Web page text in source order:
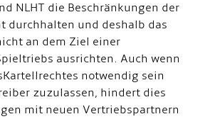
NLHT die Beschränkungen der
durchhalten und deshalb das
an dem Ziel einer
ausrichten. Auch wenn
Kartellrechtes notwendig sein
zuzulassen, hindert dies
mit neuen Vertriebspartnern